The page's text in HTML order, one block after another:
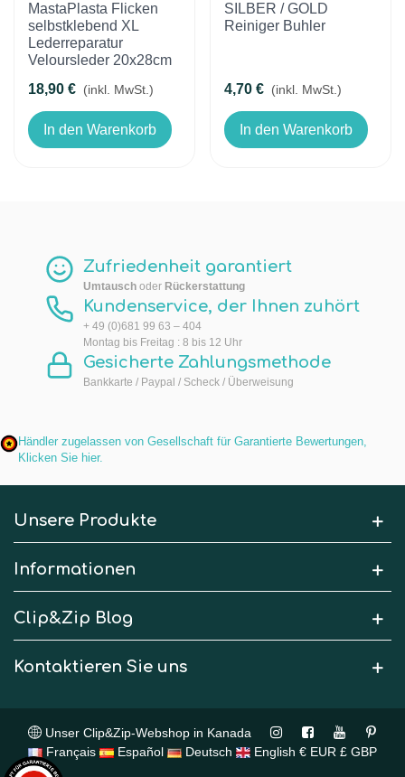
MastaPlasta Flicken
selbstklebend XL
Lederreparatur
Veloursleder 20x28cm
18,90 € (inkl. MwSt.)
In den Warenkorb
SILBER / GOLD
Reiniger Buhler
4,70 € (inkl. MwSt.)
In den Warenkorb
Zufriedenheit garantiert
Umtausch oder Rückerstattung
Kundenservice, der Ihnen zuhört
+ 49 (0)681 99 63 – 404
Montag bis Freitag : 8 bis 12 Uhr
Gesicherte Zahlungsmethode
Bankkarte / Paypal / Scheck / Überweisung
Händler zugelassen von Gesellschaft für Garantierte Bewertungen,
Klicken Sie hier.
Unsere Produkte
Informationen
Clip&Zip Blog
Kontaktieren Sie uns
Unser Clip&Zip-Webshop in Kanada
Français
Español Deutsch English € EUR £ GBP